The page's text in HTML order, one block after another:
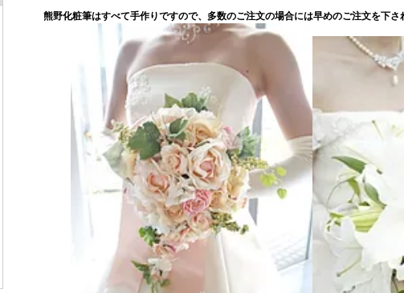
熊野化粧筆はすべて手作りですので、多数のご注文の場合には早めのご注文を下さ